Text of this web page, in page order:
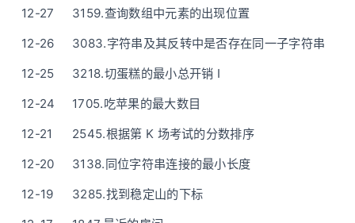
12-27
3159.查询数组中元素的出现位置
12-26
3083.字符串及其反转中是否存在同一子字符串
12-25
3218.切蛋糕的最小总开销 I
12-24
1705.吃苹果的最大数目
12-21
2545.根据第 K 场考试的分数排序
12-20
3138.同位字符串连接的最小长度
12-19
3285.找到稳定山的下标